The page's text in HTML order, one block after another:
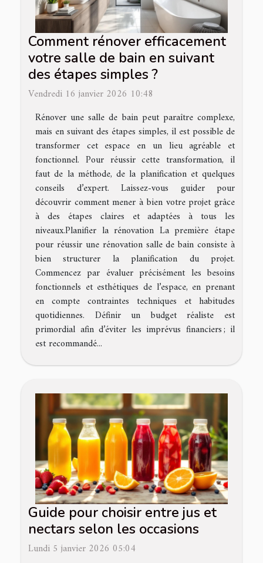
Comment rénover efficacement
votre salle de bain en suivant
des étapes simples ?
Vendredi 16 janvier 2026 10:48
Rénover une salle de bain peut paraître complexe,
mais en suivant des étapes simples, il est possible de
transformer cet espace en un lieu agréable et
fonctionnel. Pour réussir cette transformation, il
faut de la méthode, de la planification et quelques
conseils d’expert. Laissez-vous guider pour
découvrir comment mener à bien votre projet grâce
à des étapes claires et adaptées à tous les
niveaux.Planifier la rénovation La première étape
pour réussir une rénovation salle de bain consiste à
bien structurer la planification du projet.
Commencez par évaluer précisément les besoins
fonctionnels et esthétiques de l’espace, en prenant
en compte contraintes techniques et habitudes
quotidiennes. Définir un budget réaliste est
primordial afin d’éviter les imprévus financiers ; il
est recommandé...
Guide pour choisir entre jus et
nectars selon les occasions
Lundi 5 janvier 2026 05:04